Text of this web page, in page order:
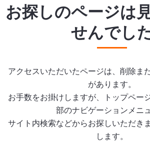
お探しのページは
せんでし
アクセスいただいたページは、削除ま
があります。
お手数をお掛けしますが、トップペー
部のナビゲーションメニュ
サイト内検索などからお探しいただき
します。